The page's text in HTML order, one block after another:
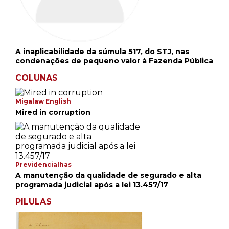
A inaplicabilidade da súmula 517, do STJ, nas
condenações de pequeno valor à Fazenda Pública
COLUNAS
Migalaw English
Mired in corruption
Previdencialhas
A manutenção da qualidade de segurado e alta
programada judicial após a lei 13.457/17
PILULAS